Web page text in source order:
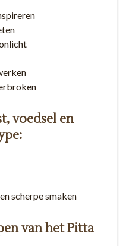
voedsel en
scherpe smaken
van het Pitta